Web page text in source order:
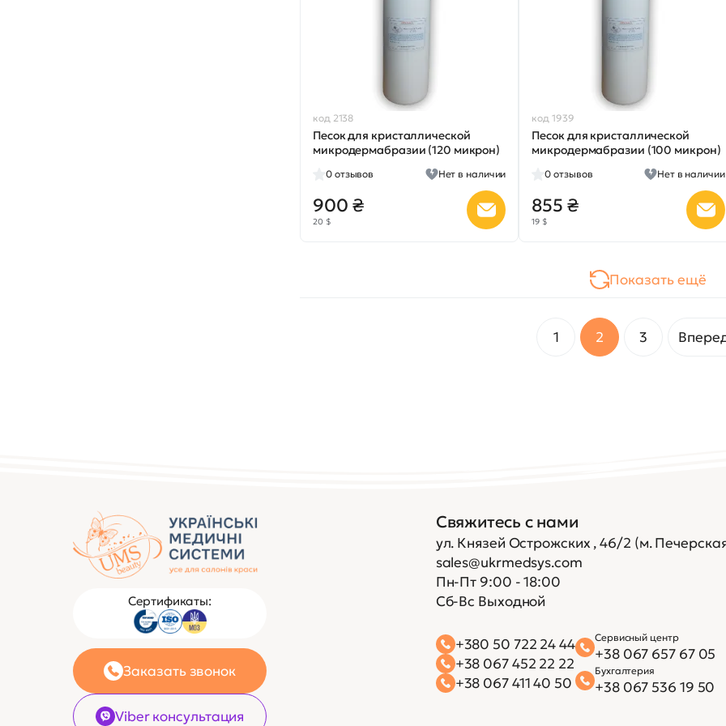
код 2138
Песок для кристаллической
микродермабразии (120 микрон)
0 отзывов Нет в наличии
900 ₴
20 $
код 1939
Песок для кристаллической
микродермабразии (100 микрон)
0отзывов Нет в наличии
855 ₴
19 $
Показать ещё
1 2 3
Сертификаты:
Заказать звонок
Viber консультация
Свяжитесь с нами
ул. Князей Острожских , 46/2 (м.
sales@ukrmedsys.com
Пн-Пт 9:00 - 18:00
Сб-Вс Выходной
+380 50 722 24 44
+38 067 452 22 22
+38 067 411 40 50
Сервисный центр
+38 067 657 67 05
Бухгалтерия
+38 067 536 19 50